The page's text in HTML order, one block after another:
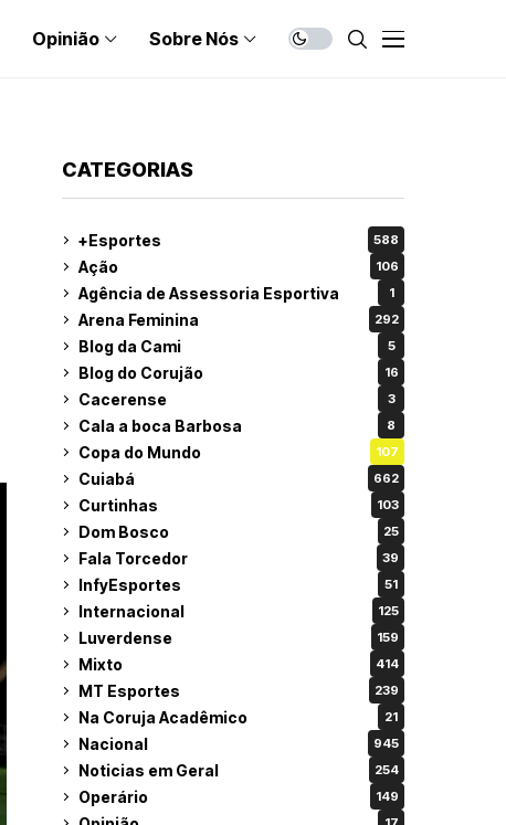
Opinião Sobre Nós
CATEGORIAS
+Esportes 588
Ação 106
Agência de Assessoria Esportiva 1
Arena Feminina 292
Blog da Cami 5
Blog do Corujão 16
Cacerense 3
Cala a boca Barbosa 8
Copa do Mundo 107
Cuiabá 662
Curtinhas 103
Dom Bosco 25
Fala Torcedor 39
InfyEsportes 51
Internacional 125
Luverdense 159
Mixto 414
MT Esportes 239
Na Coruja Acadêmico 21
Nacional 945
Noticias em Geral 254
Operário 149